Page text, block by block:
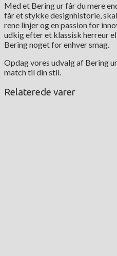
Med et Bering ur får du mere
får et stykke designhistorie,
rene linjer og en passion for
udkig efter et klassisk herreur
Bering noget for enhver smag.
Opdag vores udvalg af Bering
match til din stil.
Relaterede varer